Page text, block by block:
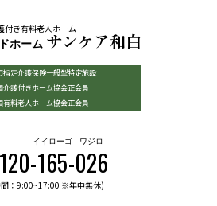
付き有料老人ホーム
ホーム サンケア和白
指定介護保険一般型特定施設
介護付きホーム協会正会員
有料老人ホーム協会正会員
165
イイローゴ
-026
ワジロ
：9:00~17:00 ※年中無休)